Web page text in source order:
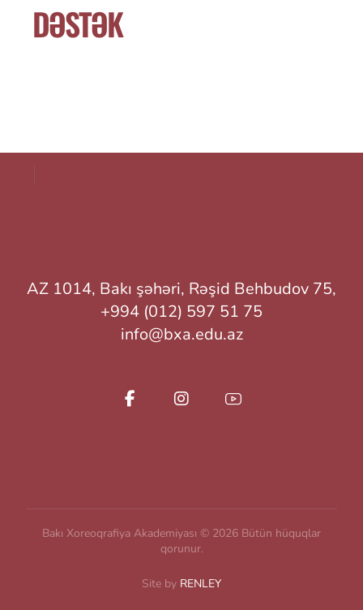
DƏSTƏK
AZ 1014, Bakı şəhəri, Rəşid Behbudov 75,
+994 (012) 597 51 75
info@bxa.edu.az
Bakı Xoreoqrafiya Akademiyası © 2026 Bütün hüquqlar
qorunur.
Site by RENLEY